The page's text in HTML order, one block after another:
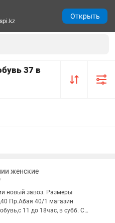
37 в
женские
новый завоз. Размеры
Пр.Абая 40/1 магазин
11 до 18час, в субб. С
Открыть